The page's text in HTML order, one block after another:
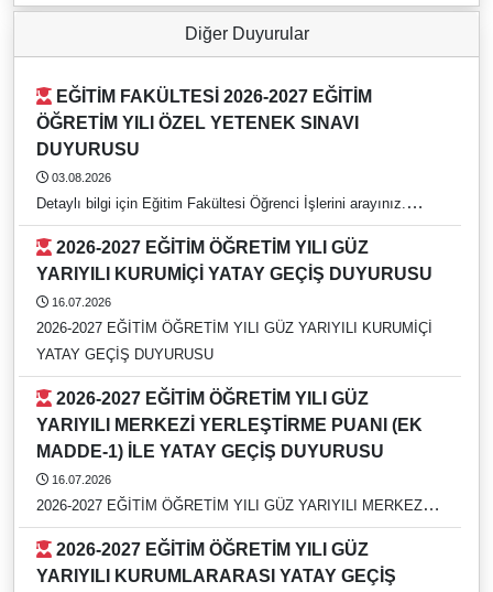
Diğer Duyurular
ÖĞRETİM YILI ÖZEL YETENEK SINAVI
DUYURUSU
03.08.2026
Detaylı bilgi için Eğitim Fakültesi Öğrenci İşlerini arayınız.
https://rehber.adu.edu.tr/#
YARIYILI KURUMİÇİ YATAY GEÇİŞ DUYURUSU
16.07.2026
2026-2027 EĞİTİM ÖĞRETİM YILI GÜZ YARIYILI KURUMİÇİ
YATAY GEÇİŞ DUYURUSU
YARIYILI MERKEZİ YERLEŞTİRME PUANI (EK
MADDE-1) İLE YATAY GEÇİŞ DUYURUSU
16.07.2026
2026-2027 EĞİTİM ÖĞRETİM YILI GÜZ YARIYILI MERKEZİ
YERLEŞTİRME PUANI (EK MADDE-1) İLE YATAY GEÇİŞ
DUYURUSU
YARIYILI KURUMLARARASI YATAY GEÇİŞ